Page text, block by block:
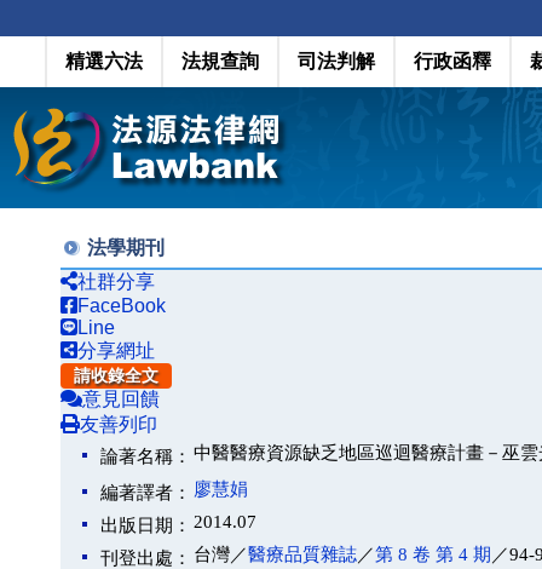
精選六法 法規查詢 司法判解 行政函釋
法學期刊
社群分享
FaceBook
Line
分享網址
請收錄全文
意見回饋
友善列印
論著名稱： 中醫醫療資源缺乏地區巡迴醫療計畫－巫
編著譯者：
廖慧娟
出版日期： 2014.07
刊登出處： 台灣／醫療品質雜誌／第 8 卷 第 4 期 ／94-